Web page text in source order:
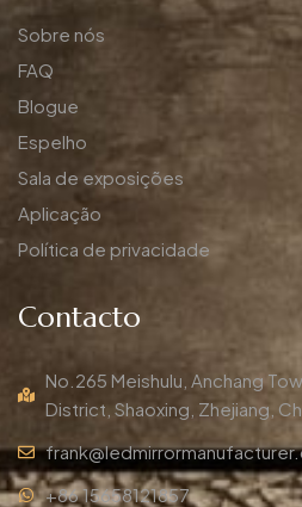
Sobre nós
FAQ
Blogue
Espelho
Sala de exposições
Aplicação
Política de privacidade
Contacto
No.265 Meishulu, Anchang
District, Shaoxing, Zhejiang,
+86 15658121857